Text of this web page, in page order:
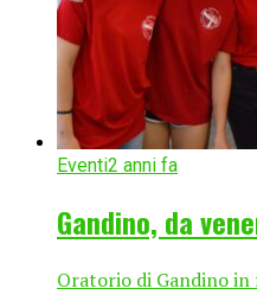
Eventi2 anni fa
Gandino, da
Oratorio di Gandino